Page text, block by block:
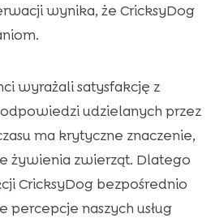
wynika, że CricksyDog
wyrażali satysfakcję z
udzielanych przez
ma krytyczne znaczenie,
żywienia zwierząt. Dlatego
CricksyDog bezpośrednio
naszych usług